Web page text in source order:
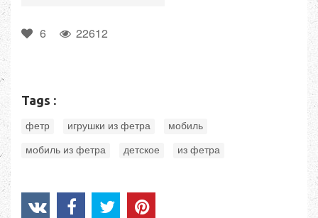
6 22612
Tags :
фетр игрушки из фетра мобиль
мобиль из фетра детское из фетра